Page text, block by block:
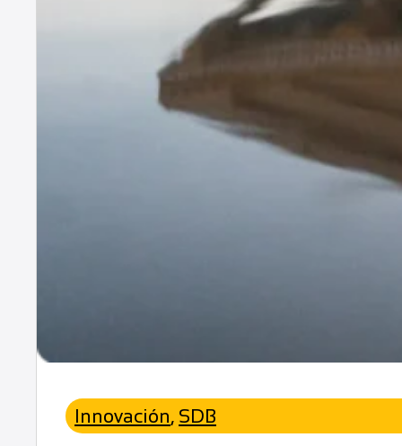
Innovación, SDB